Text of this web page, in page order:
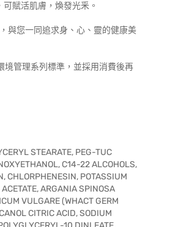
賦活肌膚，煥發光釆。
與您一同追求身、心、靈的健康美
境管理系列標準，並採用消費後再
STEARATE, PEG-TUC
C14-22 ALCOHOLS,
CHLORPHENESIN, POTASSIUM
ARGANIA SPINOSA
VULGARE (WHACT GERM
CITRIC ACID, SODIUM